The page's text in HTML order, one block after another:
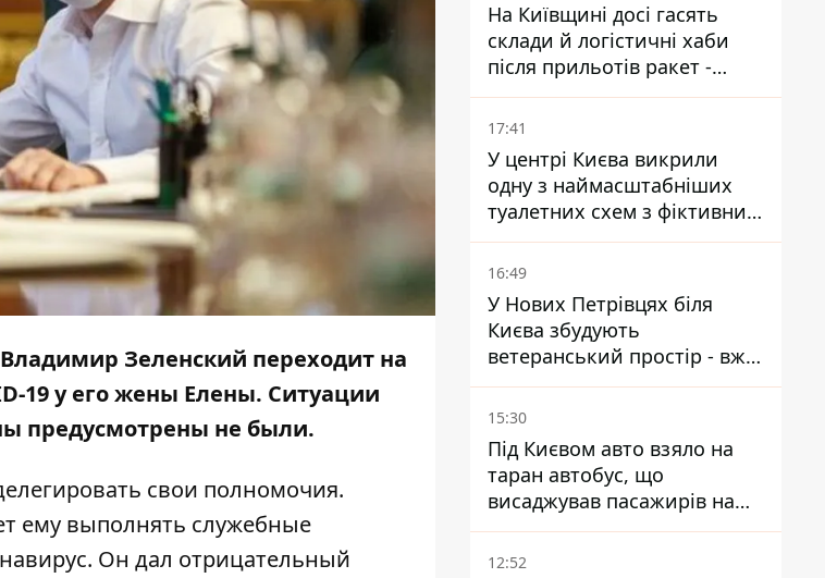
Зеленский переходит на
19 у его жены Елены. Ситуации
предусмотрены не были.
свои полномочия.
ему выполнять служебные
Он дал отрицательный
На Київщині досі гасять
склади й логістичні хаби
після прильотів ракет -
ДСНС
17:41
У центрі Києва викрили
одну з наймасштабніших
туалетних схем з фіктивним
будинком
16:49
У Нових Петрівцях біля
Києва збудують
ветеранський простір - вже
знайшли проєктанта
15:30
Під Києвом авто взяло на
таран автобус, що
висаджував пасажирів на
зупинці - пасажирка в
лікарні
12:52